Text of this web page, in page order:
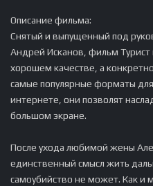
Описание фильма:
Снятый и выпущенный под
Андрей Исканов, фильм
хорошем качестве, а
самые популярные форматы
интернете, они позволят
большом экране.
После ухода любимой жены
единственный смысл жить
самоубийство не может. Как и